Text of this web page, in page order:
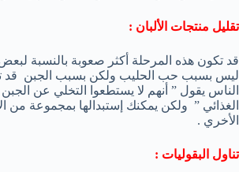
تقليل منتجات الألبان :
قد تكون هذه المرحلة أكثر صعوبة بالنسبة
ليس بسبب حب الحليب ولكن بسبب الجبن قد
الناس يقول ” أنهم لا يستطعوا التخلي عن
الغذائي ” ولكن يمكنك إستبدالها بمجموعة من
الأخري .
تناول البقوليات :